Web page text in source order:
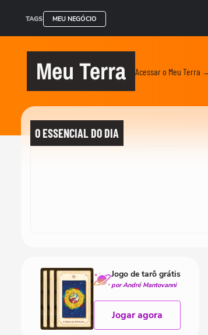
TAGS MEU NEGÓCIO
Meu Terra Acessar o Meu Terra
O ESSENCIAL DO DIA
Jogo de tarô grátis
por André Mantovanni
Jogar agora